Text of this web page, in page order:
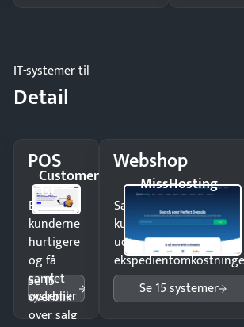
IT-systemer til
Detail
POS
Customer
1st
Ekspedér
kunderne
hurtigere
og få
samlet
overblik
over salg
Se 15
systemer
Webshop
MissHosting
Sælg produkter 24/7 til
kunder i hele landet
uden
Se 15 systemer